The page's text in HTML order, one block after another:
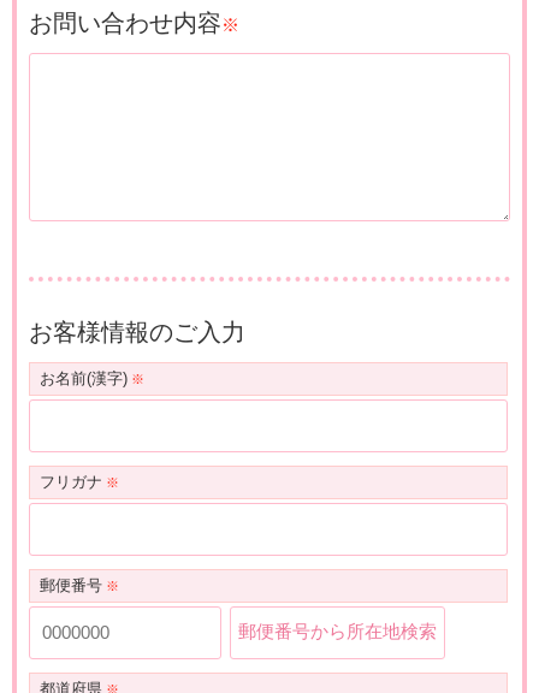
お問い合わせ内容※
お客様情報のご入力
お名前(漢字)
フリガナ
郵便番号
郵便番号から所在地検索
都道府県